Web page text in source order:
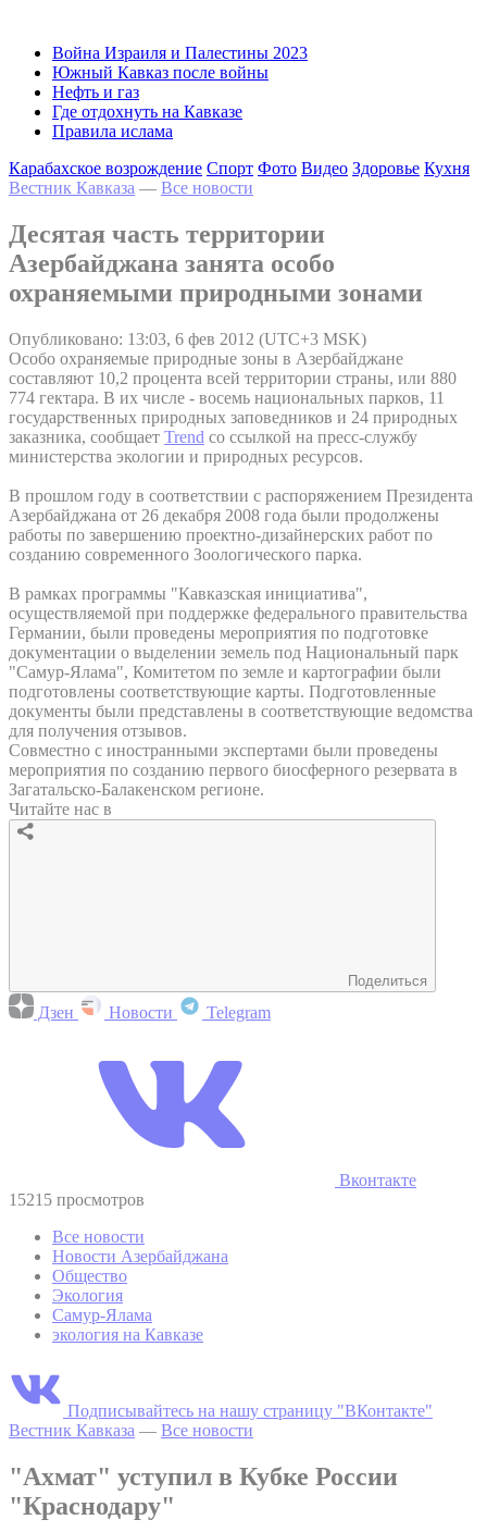
Война Израиля и Палестины 2023
Южный Кавказ после войны
Нефть и газ
Где отдохнуть на Кавказе
Правила ислама
Карабахское возрождение Спорт Фото Видео Здоровье Кухня
Вестник Кавказа — Все новости
Десятая часть территории
Азербайджана занята особо
охраняемыми природными зонами
Опубликовано: 13:03, 6 фев 2012 (UTC+3 MSK)
Особо охраняемые природные зоны в Азербайджане
составляют 10,2 процента всей территории страны, или 880
774 гектара. В их числе - восемь национальных парков, 11
государственных природных заповедников и 24 природных
заказника, сообщает Trend со ссылкой на пресс-службу
министерства экологии и природных ресурсов.
В прошлом году в соответствии с распоряжением Президента
Азербайджана от 26 декабря 2008 года были продолжены
работы по завершению проектно-дизайнерских работ по
созданию современного Зоологического парка.
В рамках программы "Кавказская инициатива",
осуществляемой при поддержке федерального правительства
Германии, были проведены мероприятия по подготовке
документации о выделении земель под Национальный парк
"Самур-Ялама", Комитетом по земле и картографии были
подготовлены соответствующие карты. Подготовленные
документы были представлены в соответствующие ведомства
для получения отзывов.
Совместно с иностранными экспертами были проведены
мероприятия по созданию первого биосферного резервата в
Загатальско-Балакенском регионе.
Читайте нас в
Поделиться
Дзен Новости Telegram
Вконтакте
15215 просмотров
Все новости
Новости Азербайджана
Общество
Экология
Самур-Ялама
экология на Кавказе
Подписывайтесь на нашу страницу "ВКонтакте"
Вестник Кавказа — Все новости
"Ахмат" уступил в Кубке России
"Краснодару"